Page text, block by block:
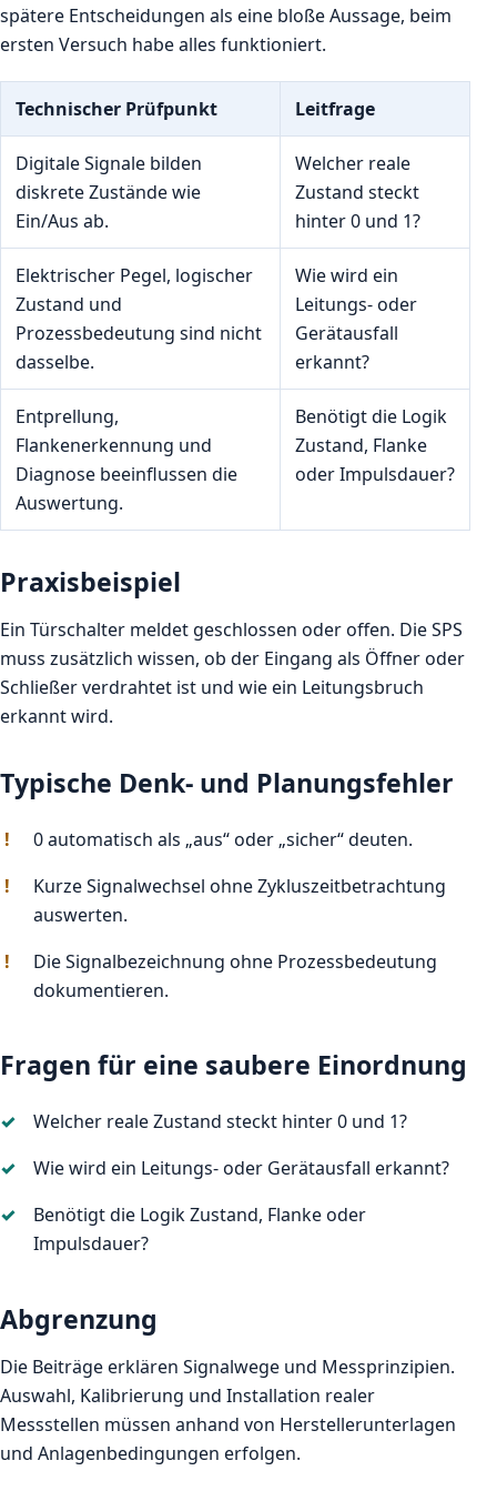
spätere Entscheidungen als eine bloße Aussage, beim
ersten Versuch habe alles funktioniert.
Technischer Prüfpunkt Leitfrage
Digitale Signale bilden
diskrete Zustände wie
Ein/Aus ab.
Welcher reale
Zustand steckt
hinter 0 und 1?
Elektrischer Pegel, logischer
Zustand und
Prozessbedeutung sind nicht
dasselbe.
Wie wird ein
Leitungs- oder
Gerätausfall
erkannt?
Entprellung,
Flankenerkennung und
Diagnose beeinflussen die
Auswertung.
Benötigt die Logik
Zustand, Flanke
oder Impulsdauer?
Praxisbeispiel
Ein Türschalter meldet geschlossen oder offen. Die SPS
muss zusätzlich wissen, ob der Eingang als Öffner oder
Schließer verdrahtet ist und wie ein Leitungsbruch
erkannt wird.
Typische Denk- und Planungsfehler
0 automatisch als „aus“ oder „sicher“ deuten.
Kurze Signalwechsel ohne Zykluszeitbetrachtung
auswerten.
Die Signalbezeichnung ohne Prozessbedeutung
dokumentieren.
Fragen für eine saubere Einordnung
Welcher reale Zustand steckt hinter 0 und 1?
Wie wird ein Leitungs- oder Gerätausfall erkannt?
Benötigt die Logik Zustand, Flanke oder
Impulsdauer?
Abgrenzung
Die Beiträge erklären Signalwege und Messprinzipien.
Auswahl, Kalibrierung und Installation realer
Messstellen müssen anhand von Herstellerunterlagen
und Anlagenbedingungen erfolgen.